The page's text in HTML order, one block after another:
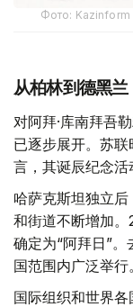
Фото: Kazinform
从柏林到德黑
对阿拜·库南拜吾
已逐步展开。苏
言，其诞辰纪念活
哈萨克斯坦独立
和街道不断增加
确定为“阿拜日”
国范围内广泛举行。
国际组织和世界各